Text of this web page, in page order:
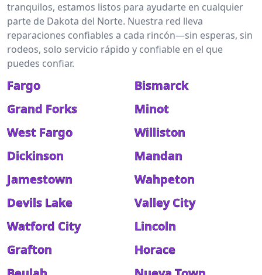
tranquilos, estamos listos para ayudarte en cualquier
parte de Dakota del Norte. Nuestra red lleva
reparaciones confiables a cada rincón—sin esperas, sin
rodeos, solo servicio rápido y confiable en el que
puedes confiar.
Fargo
Bismarck
Grand Forks
Minot
West Fargo
Williston
Dickinson
Mandan
Jamestown
Wahpeton
Devils Lake
Valley City
Watford City
Lincoln
Grafton
Horace